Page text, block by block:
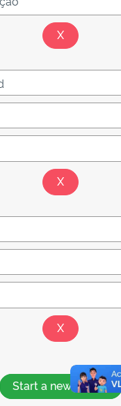
Start a new search